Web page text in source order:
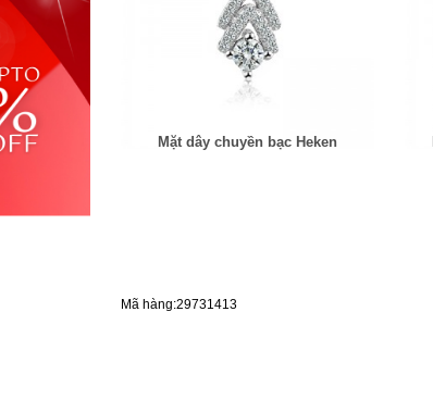
Mặt dây chuyền bạc Heken
Mã hàng:29731413